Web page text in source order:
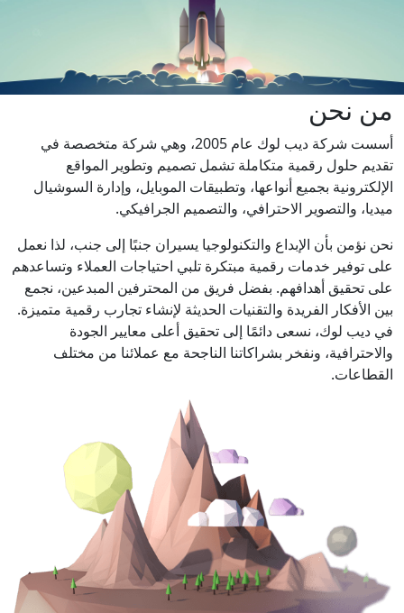
من نحن
أسست شركة ديب لوك عام 2005، وهي شركة متخصصة في
تقديم حلول رقمية متكاملة تشمل تصميم وتطوير المواقع
الإلكترونية بجميع أنواعها، وتطبيقات الموبايل، وإدارة السوشيال
ميديا، والتصوير الاحترافي، والتصميم الجرافيكي.
نحن نؤمن بأن الإبداع والتكنولوجيا يسيران جنبًا إلى جنب، لذا نعمل
على توفير خدمات رقمية مبتكرة تلبي احتياجات العملاء وتساعدهم
على تحقيق أهدافهم. بفضل فريق من المحترفين المبدعين، نجمع
بين الأفكار الفريدة والتقنيات الحديثة لإنشاء تجارب رقمية متميزة.
في ديب لوك، نسعى دائمًا إلى تحقيق أعلى معايير الجودة
والاحترافية، ونفخر بشراكاتنا الناجحة مع عملائنا من مختلف
القطاعات.